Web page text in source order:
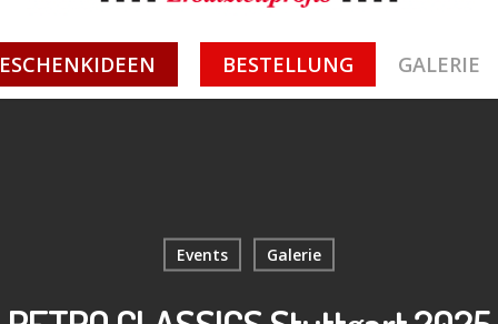
BESTELLUNG GALERIE
Events Galerie